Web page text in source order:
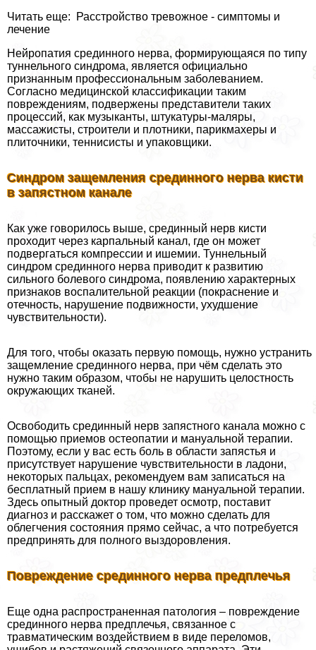
Читать еще: Расстройство тревожное - симптомы и
лечение
Нейропатия срединного нерва, формирующаяся по типу
туннельного синдрома, является официально
признанным профессиональным заболеванием.
Согласно медицинской классификации таким
повреждениям, подвержены представители таких
процессий, как музыканты, штукатуры-маляры,
массажисты, строители и плотники, парикмахеры и
плиточники, теннисисты и упаковщики.
Синдром защемления срединного нерва кисти
в запястном канале
Как уже говорилось выше, срединный нерв кисти
проходит через карпальный канал, где он может
подвергаться компрессии и ишемии. Туннельный
синдром срединного нерва приводит к развитию
сильного болевого синдрома, появлению хаpaктерных
признаков воспалительной реакции (покраснение и
отечность, нарушение подвижности, ухудшение
чувствительности).
Для того, чтобы оказать первую помощь, нужно устранить
защемление срединного нерва, при чём сделать это
нужно таким образом, чтобы не нарушить целостность
окружающих тканей.
Освободить срединный нерв запястного канала можно с
помощью приемов остеопатии и мануальной терапии.
Поэтому, если у вас есть боль в области запястья и
присутствует нарушение чувствительности в ладони,
некоторых пальцах, рекомендуем вам записаться на
бесплатный прием в нашу клинику мануальной терапии.
Здесь опытный доктор проведет осмотр, поставит
диагноз и расскажет о том, что можно сделать для
облегчения состояния прямо сейчас, а что потребуется
предпринять для полного выздоровления.
Повреждение срединного нерва предплечья
Еще одна распространенная патология – повреждение
срединного нерва предплечья, связанное с
травматическим воздействием в виде переломов,